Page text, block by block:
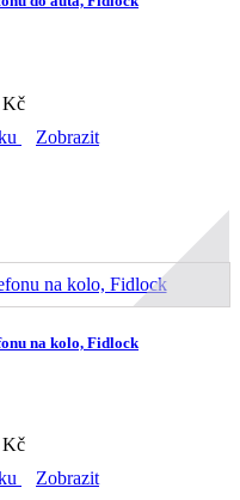
Kč
Zobrazit
na kolo, Fidlock
Kč
Zobrazit